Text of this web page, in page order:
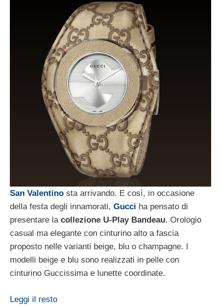
San Valentino sta arrivando. E così, in occasione
della festa degli innamorati, Gucci ha pensato di
presentare la collezione U-Play Bandeau. Orologio
casual ma elegante con cinturino alto a fascia
proposto nelle varianti beige, blu o champagne. I
modelli beige e blu sono realizzati in pelle con
cinturino Guccissima e lunette coordinate.
Leggi il resto